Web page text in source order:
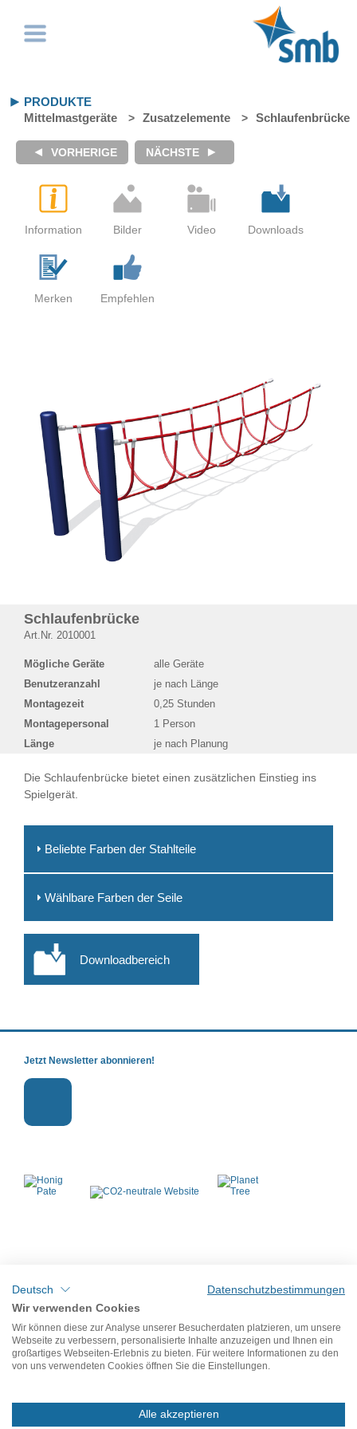
PRODUKTE
Mittelmastgeräte
Zusatzelemente Schlaufenbrücke
Schlaufenbrücke
Art.Nr. 2010001
Mögliche Geräte
alle Geräte
Benutzeranzahl
je nach Länge
Montagezeit
0,25 Stunden
Montagepersonal
1 Person
Länge
je nach Planung
Die Schlaufenbrücke bietet einen zusätzlichen Einstieg ins
Spielgerät.
Beliebte Farben der Stahlteile
Wählbare Farben der Seile
Downloadbereich
Jetzt Newsletter abonnieren!
Deutsch
Datenschutzbestimmungen
Wir verwenden Cookies
Wir können diese zur Analyse unserer Besucherdaten platzieren, um unsere
Webseite zu verbessern, personalisierte Inhalte anzuzeigen und Ihnen ein
großartiges Webseiten-Erlebnis zu bieten. Für weitere Informationen zu den
von uns verwendeten Cookies öffnen Sie die Einstellungen.
Alle akzeptieren